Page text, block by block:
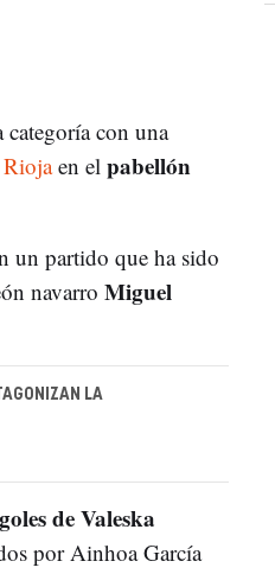
categoría con una
en el pabellón
un partido que ha sido
navarro Miguel
LA
de Valeska
por Ainhoa García